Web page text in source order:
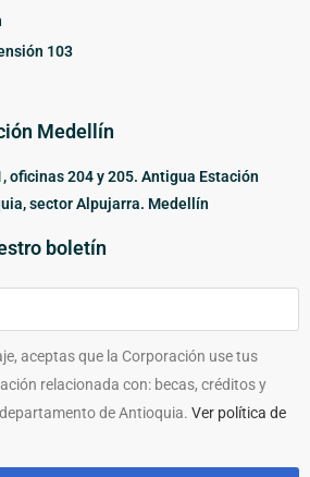
103
Medellín
oficinas 204 y 205. Antigua Estación
sector Alpujarra. Medellín
boletín
aceptas que la Corporación use tus
relacionada con: becas, créditos y
de Antioquia. Ver política de